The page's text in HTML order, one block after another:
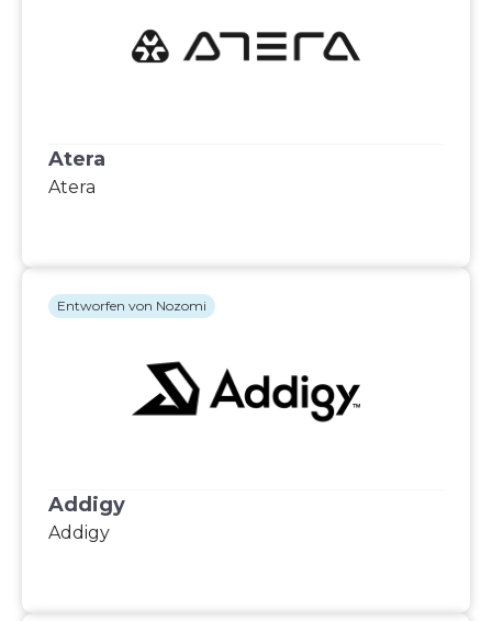
Atera
Atera
Addigy
Addigy
Entworfen von Nozomi